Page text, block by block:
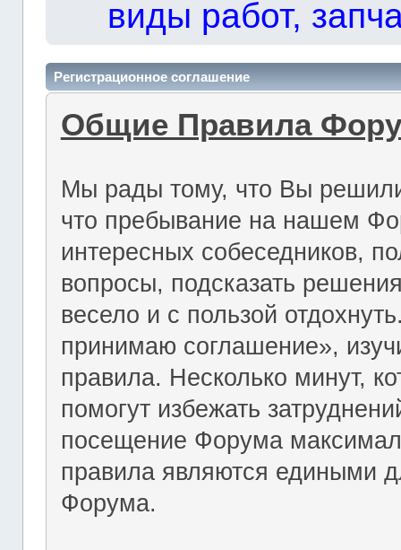
виды работ,
Регистрационное соглашение
Общие Правила
Мы рады тому, что Вы
что пребывание на нашем
интересных собеседников,
вопросы, подсказать
весело и с пользой
принимаю соглашение»,
правила. Несколько минут,
помогут избежать
посещение Форума
правила являются едиными
Форума.